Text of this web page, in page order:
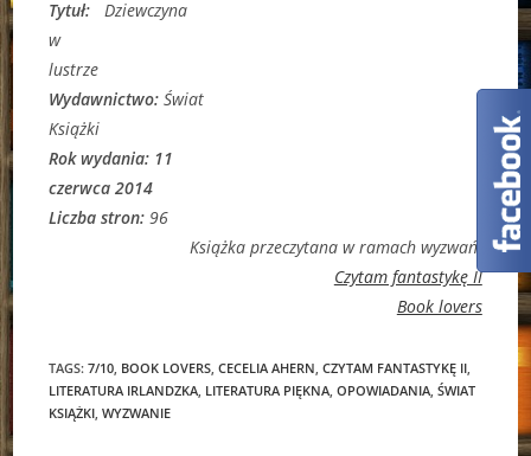
Tytuł: Dziewczyna
w
lustrze
Wydawnictwo:Świat
Książki
Rok wydania: 11
czerwca 2014
Liczba stron:96
Książka przeczytana w ramach wyzwań:
Czytam fantastykę II
Book lovers
TAGS:7/10 BOOK LOVERS CECELIA AHERN CZYTAM FANTASTYKĘ II
LITERATURA IRLANDZKA LITERATURA PIĘKNA OPOWIADANIA ŚWIAT
KSIĄŻKI WYZWANIE